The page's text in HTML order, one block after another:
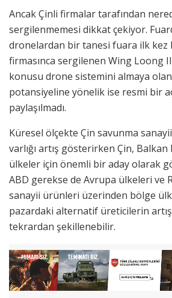
Ancak Çinli firmalar tarafından
sergilenmemesi dikkat çekiyor.
dronelardan bir tanesi fuara ilk kez
firmasınca sergilenen Wing Loong
konusu drone sistemini almaya
potansiyeline yönelik ise resmi bir
paylaşılmadı.
Küresel ölçekte Çin savunma
varlığı artış gösterirken Çin,
ülkeler için önemli bir aday olarak
ABD gerekse de Avrupa ülkeleri ve
sanayii ürünleri üzerinden bölge
pazardaki alternatif üreticilerin
tekrardan şekillenebilir.